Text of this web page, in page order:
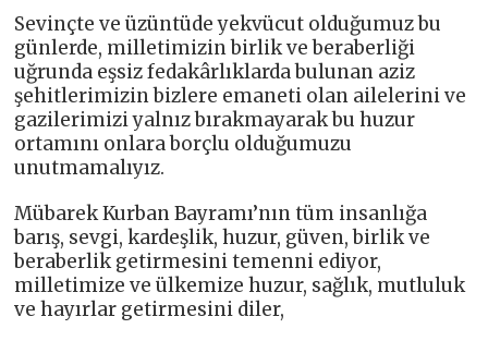
Sevinçte ve üzüntüde yekvücut olduğumuz bu
günlerde, milletimizin birlik ve beraberliği
uğrunda eşsiz fedakârlıklarda bulunan aziz
şehitlerimizin bizlere emaneti olan ailelerini ve
gazilerimizi yalnız bırakmayarak bu huzur
ortamını onlara borçlu olduğumuzu
unutmamalıyız.
Mübarek Kurban Bayramı’nın tüm insanlığa
barış, sevgi, kardeşlik, huzur, güven, birlik ve
beraberlik getirmesini temenni ediyor,
milletimize ve ülkemize huzur, sağlık, mutluluk
ve hayırlar getirmesini diler,